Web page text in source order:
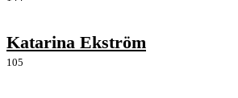
Katarina Ekström
105